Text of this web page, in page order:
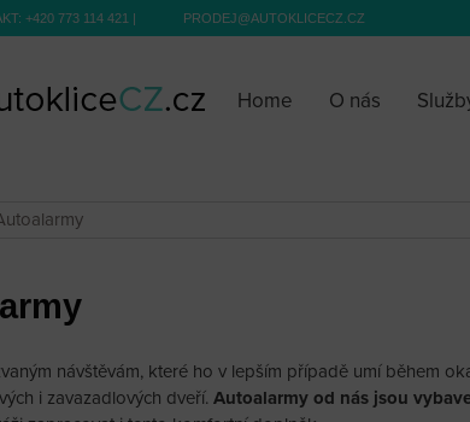
+420 773 114 421 | PRODEJ@AUTOKLICECZ.CZ
Home O nás
návštěvám, které ho v lepším případě umí během
i zavazadlových dveří. Autoalarmy od nás jsou